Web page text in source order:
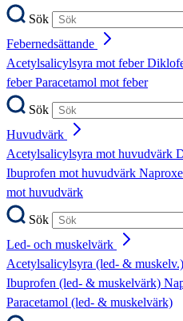
Sök
Febernedsättande
Acetylsalicylsyra mot feber
feberParacetamol mot feber
Sök
Huvudvärk
Acetylsalicylsyra mot huvudvärk
Ibuprofen mot huvudvärk
mot huvudvärk
Sök
Led- och muskelvärk
Acetylsalicylsyra (led- & muskelv.)
Ibuprofen (led- & muskelvärk)
Paracetamol (led- & muskelvärk)